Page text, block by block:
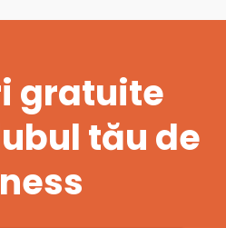
gratuite
tău de